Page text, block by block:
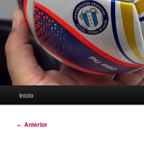
Inicio
Navegación
← Anterior